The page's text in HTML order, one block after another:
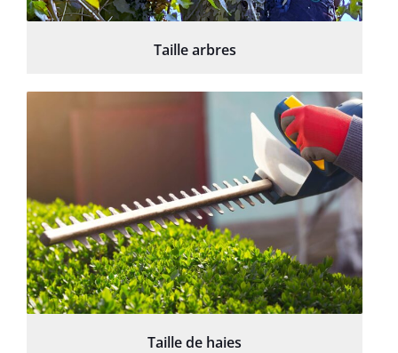
Taille arbres
Taille de haies